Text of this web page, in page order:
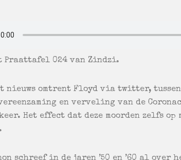
Praattafel 024 van Zindzi.
nieuws omtrent Floyd via twitter, tussen
en verveling van de
Het effect dat deze moorden zelfs